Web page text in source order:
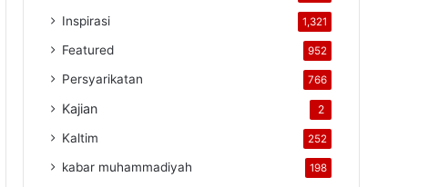
Inspirasi 1,321
Featured 952
Persyarikatan 766
Kajian 2
Kaltim 252
kabar muhammadiyah 198